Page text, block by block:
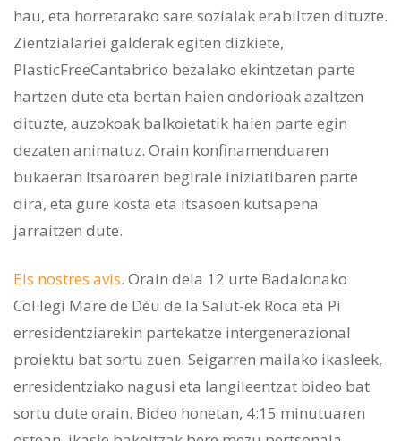
hau, eta horretarako sare sozialak erabiltzen dituzte.
Zientzialariei galderak egiten dizkiete,
PlasticFreeCantabrico bezalako ekintzetan parte
hartzen dute eta bertan haien ondorioak azaltzen
dituzte, auzokoak balkoietatik haien parte egin
dezaten animatuz. Orain konfinamenduaren
bukaeran Itsaroaren begirale iniziatibaren parte
dira, eta gure kosta eta itsasoen kutsapena
jarraitzen dute.
Els nostres avis. Orain dela 12 urte Badalonako
Col·legi Mare de Déu de la Salut-ek Roca eta Pi
erresidentziarekin partekatze intergenerazional
proiektu bat sortu zuen. Seigarren mailako ikasleek,
erresidentziako nagusi eta langileentzat bideo bat
sortu dute orain. Bideo honetan, 4:15 minutuaren